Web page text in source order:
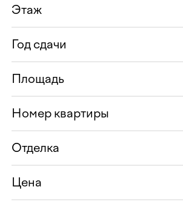
Этаж
Год сдачи
Площадь
Номер квартиры
Отделка
Цена